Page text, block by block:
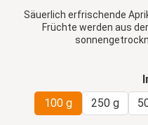
Säuerlich erfrischende
Früchte werden aus
100 g
250 g